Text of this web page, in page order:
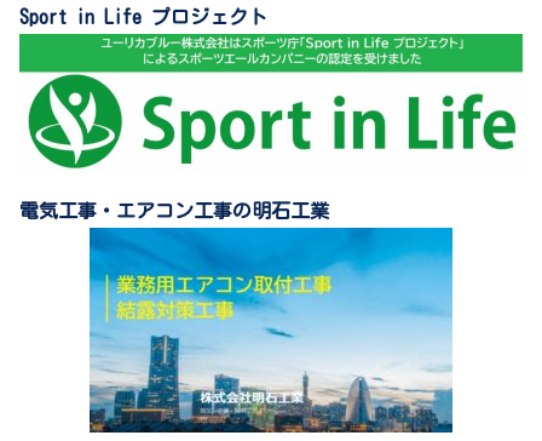
Sport in Life プロジェクト
電気工事・エアコン工事の明石工業